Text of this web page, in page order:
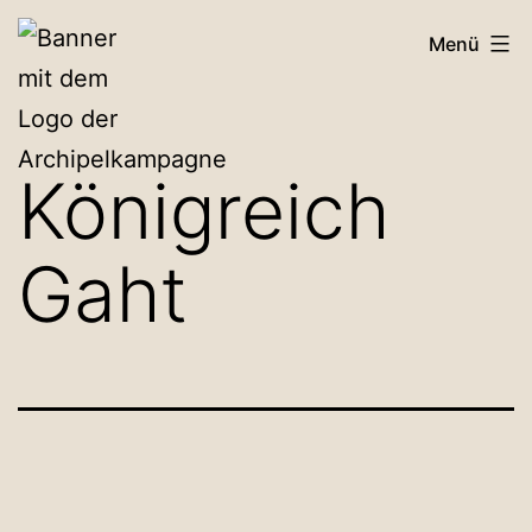
Zum
Archipelkampagne Menü
Königreich
Gaht